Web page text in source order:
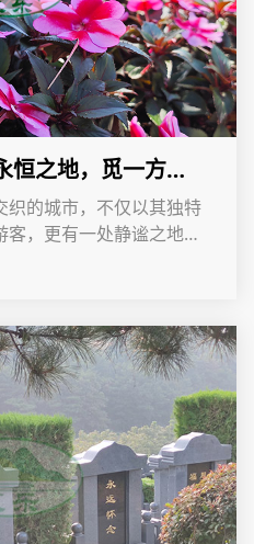
恒之地，觅一方宁
织的城市，不仅以其独特
，更有一处静谧之地，
回忆——永乐青山墓园